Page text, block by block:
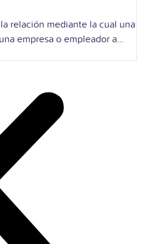
relación mediante la cual una
empresa o empleador a
condiciones definidas.